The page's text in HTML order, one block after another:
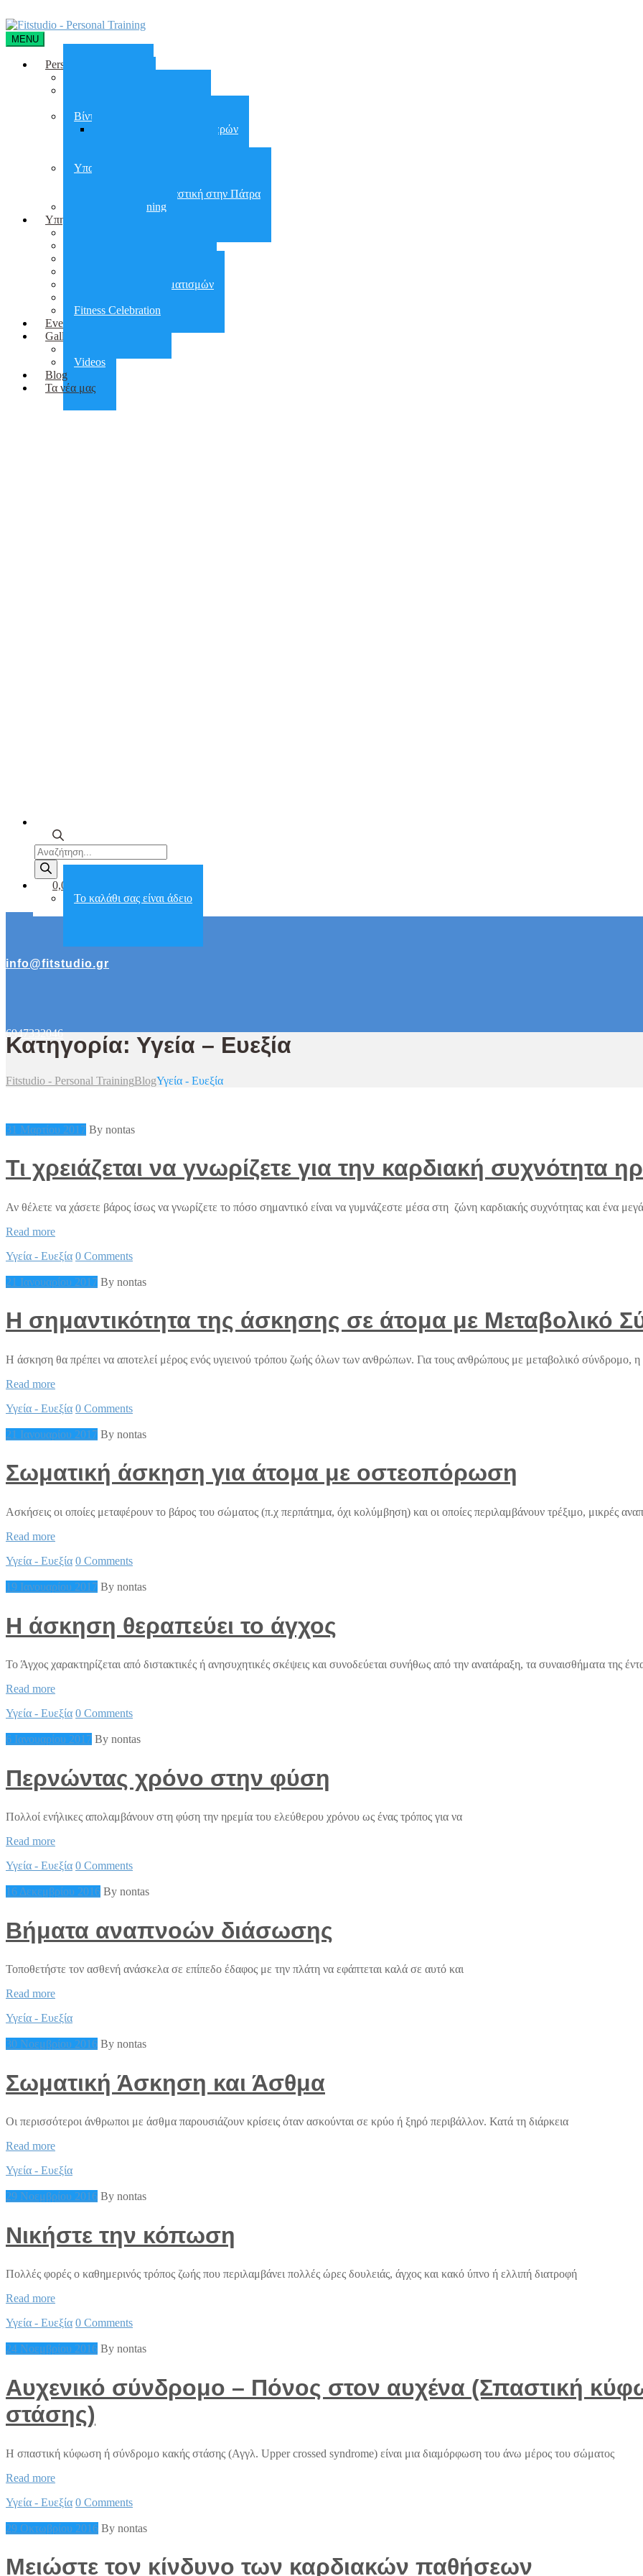
MENU
Personal Training
Βίντεο Γυμναστικής
Απώλεια Βάρους 90 Ημερών
Υπαίθρια Γυμναστική
Υπαίθρια Γυμναστική στην Πάτρα
Small group training
Υπηρεσίες
Αποκατάσταση τραυματισμών
Fitness Celebration
Events
Gallery
Videos
Blog
Τα νέα μας
Products
search
0,00€
Το καλάθι σας είναι άδειο
info@fitstudio.gr
6947332046
Κατηγορία: Υγεία – Ευεξία
Fitstudio - Personal TrainingBlogΥγεία - Ευεξία
31 Μαρτίου 2017 By nontas
Τι χρειάζεται να γνωρίζετε για την καρδιακή συχνότητα
Αν θέλετε να χάσετε βάρος ίσως να γνωρίζετε το πόσο σημαντικό είναι να γυμνάζεστε μέσα στη ζώνη καρδιακής συχνότητας και ένα
Read moreΤι
να
για
συχνότητα
ηρεμίας
Υγεία - Ευεξία 0 Comments
21 Ιανουαρίου 2017 By nontas
Η σημαντικότητα της άσκησης σε άτομα με Μεταβολικό
Η άσκηση θα πρέπει να αποτελεί μέρος ενός υγιεινού τρόπου ζωής όλων των ανθρώπων. Για τους ανθρώπους με μεταβολικό σύνδρομο, η
Read moreΗ
της
σε
Μεταβολικό
Σύνδρομο
Υγεία - Ευεξία 0 Comments
21 Ιανουαρίου 2017 By nontas
Σωματική άσκηση για άτομα με οστεοπόρωση
Ασκήσεις οι οποίες μεταφέρουν το βάρος του σώματος (π.χ περπάτημα, όχι κολύμβηση) και οι οποίες περιλαμβάνουν τρέξιμο, μικρές
Read moreΣωματική
για
με
Υγεία - Ευεξία 0 Comments
19 Ιανουαρίου 2017 By nontas
H άσκηση θεραπεύει το άγχος
Το Άγχος χαρακτηρίζεται από διστακτικές ή ανησυχητικές σκέψεις και συνοδεύεται συνήθως από την ανατάραξη, τα συναισθήματα της
Read moreH
θεραπεύει
άγχος
Υγεία - Ευεξία 0 Comments
6 Ιανουαρίου 2017 By nontas
Περνώντας χρόνο στην φύση
Πολλοί ενήλικες απολαμβάνουν στη φύση την ηρεμία του ελεύθερου χρόνου ως ένας τρόπος για να
Read moreΠερνώντας
στην
Υγεία - Ευεξία 0 Comments
16 Δεκεμβρίου 2016 By nontas
Βήματα αναπνοών διάσωσης
Τοποθετήστε τον ασθενή ανάσκελα σε επίπεδο έδαφος με την πλάτη να εφάπτεται καλά σε αυτό και
Read moreΒήματα
διάσωσης
Υγεία - Ευεξία
30 Νοεμβρίου 2016 By nontas
Σωματική Άσκηση και Άσθμα
Οι περισσότεροι άνθρωποι με άσθμα παρουσιάζουν κρίσεις όταν ασκούνται σε κρύο ή ξηρό περιβάλλον. Κατά τη διάρκεια
Read moreΣωματική
και
Υγεία - Ευεξία
29 Νοεμβρίου 2016 By nontas
Νικήστε την κόπωση
Πολλές φορές ο καθημερινός τρόπος ζωής που περιλαμβάνει πολλές ώρες δουλειάς, άγχος και κακό ύπνο ή ελλιπή διατροφή
Read moreΝικήστε
κόπωση
Υγεία - Ευεξία 0 Comments
24 Νοεμβρίου 2016 By nontas
Αυχενικό σύνδρομο – Πόνος στον αυχένα (Σπαστική
στάσης)
Η σπαστική κύφωση ή σύνδρομο κακής στάσης (Αγγλ. Upper crossed syndrome) είναι μια διαμόρφωση του άνω μέρος του σώματος
Read moreΑυχενικό
–
στον
(Σπαστική
κύφωση
Υγεία - Ευεξία 0 Comments
29 Οκτωβρίου 2016 By nontas
Μειώστε τον κίνδυνο των καρδιακών παθήσεων